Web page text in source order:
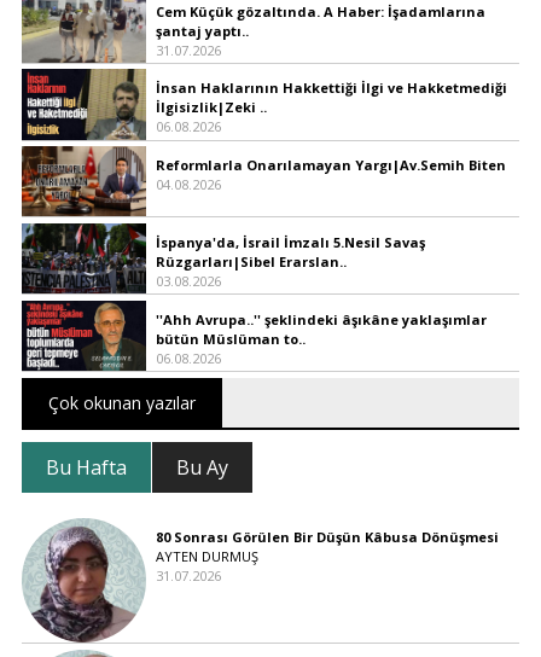
Cem Küçük gözaltında. A Haber: İşadamlarına
şantaj yaptı..
31.07.2026
İnsan Haklarının Hakkettiği İlgi ve Hakketmediği
İlgisizlik|Zeki ..
06.08.2026
Reformlarla Onarılamayan Yargı|Av.Semih Biten
04.08.2026
İspanya'da, İsrail İmzalı 5.Nesil Savaş
Rüzgarları|Sibel Erarslan..
03.08.2026
''Ahh Avrupa..'' şeklindeki âşıkâne yaklaşımlar
bütün Müslüman to..
06.08.2026
Çok okunan yazılar
Bu Hafta Bu Ay
80 Sonrası Görülen Bir Düşün Kâbusa Dönüşmesi
AYTEN DURMUŞ
31.07.2026